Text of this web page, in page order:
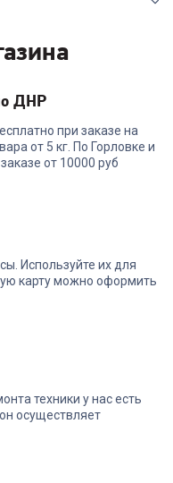
SCARLETT SC-
В корзину
ДНР
при заказе на
от 5 кг. По Горловке и
от 10000 руб
Используйте их для
карту можно оформить
техники у нас есть
осуществляет